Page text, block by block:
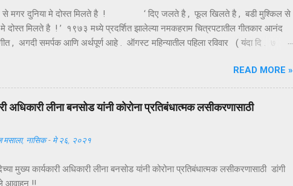
से मगर दुनिया मे दोस्त मिलते है ! ‘ दिए जलते है , फूल खिलते है , बडी मुश्किल से
दोस्त मिलते है ! ’ १९७३ मध्ये प्रदर्शित झालेल्या नमकहराम चित्रपटातील गीतकार आनंद
गीत , अगदी समर्पक आणि अर्थपूर्ण आहे . ऑगस्ट महिन्यातील पहिला रविवार ( यंदा दि . ७
बांधून मैत्रीचे संदेश एकमेकांना पाठविले जातात . या संदेशांमधून मैत्रीच्या वेगवेगळ्या
मिळतात . त्यापैकी संकटात जो पाठीशी उभा राहतो , तोच खरा मित्र असतो , अशी
बहूतेकांनी केलेली पहावयास मिळते . तथापि , ‘ संकटकाळी मदतीस येतो तो खरा मित्र नसून
मित्राच्या उन्नतीतून खरा आनंद मिळतो , तोच खरा मित्र असतो ’ अशी मैत्रीची अचूक
READ MORE »
अधिकारी लीना बनसोड यांनी कोरोना प्रतिबंधात्मक लसीकरणासाठी
मसाला, नासिक - मे २६, २०२१
मुख्य कार्यकारी अधिकारी लीना बनसोड यांनी कोरोना प्रतिबंधात्मक लसीकरणासाठी डांगी
आवाहन !!